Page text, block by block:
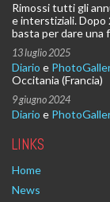
Rimossi tutti gli
e interstiziali. Dopo
basta per dare una
13 luglio 2025
Diario e
Occitania (Francia)
9 giugno 2024
Diario e
LINKS
Home
News